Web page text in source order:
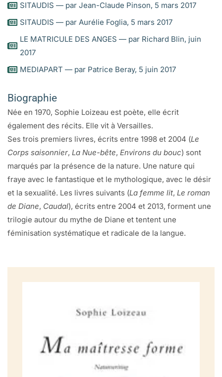
SITAUDIS — par Jean-Claude Pinson, 5 mars 2017
SITAUDIS — par Aurélie Foglia, 5 mars 2017
LE MATRICULE DES ANGES — par Richard Blin, juin
2017
MEDIAPART — par Patrice Beray, 5 juin 2017
Biographie
Née en 1970, Sophie Loizeau est poète, elle écrit
également des récits. Elle vit à Versailles.
Ses trois premiers livres, écrits entre 1998 et 2004 (Le
Corps saisonnier, La Nue-bête, Environs du bouc) sont
marqués par la présence de la nature. Une nature qui
fraye avec le fantastique et le mythologique, avec le désir
et la sexualité. Les livres suivants (La femme lit, Le roman
de Diane, Caudal), écrits entre 2004 et 2013, forment une
trilogie autour du mythe de Diane et tentent une
féminisation systématique et radicale de la langue.